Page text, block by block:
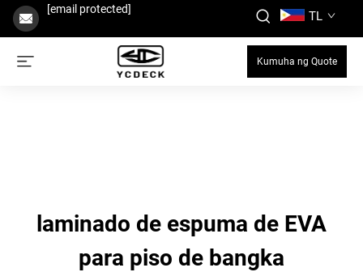
[email protected] TL
Kumuha ng Quote
laminado de espuma de EVA
para piso de bangka